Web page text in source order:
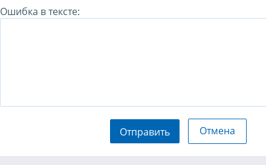
Ошибка в тексте:
Отправить Отмена